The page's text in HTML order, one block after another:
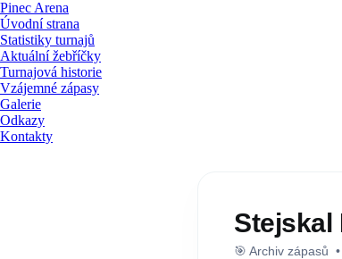
Pinec Arena
Úvodní strana
Statistiky turnajů
Aktuální žebříčky
Turnajová historie
Vzájemné zápasy
Galerie
Odkazy
Kontakty
Stejskal
🎯 Archiv zápasů